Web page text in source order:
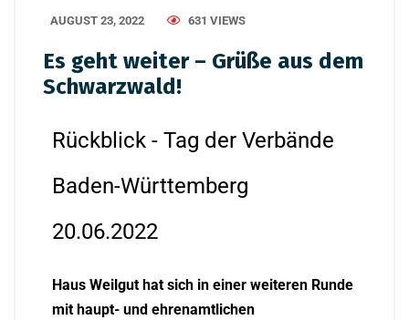
AUGUST 23, 2022 631 VIEWS
Es geht weiter – Grüße aus dem
Schwarzwald!
Rückblick - Tag der Verbände
Baden-Württemberg
20.06.2022
Haus Weilgut hat sich in einer weiteren Runde
mit haupt- und ehrenamtlichen